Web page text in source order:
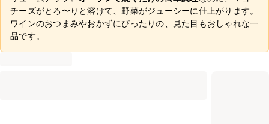
チーズがとろ〜りと溶けて、野菜がジューシーに仕上がります。
ワインのおつまみやおかずにぴったりの、見た目もおしゃれな一
品です。